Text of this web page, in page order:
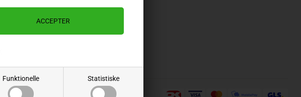
Funktionelle Statistiske